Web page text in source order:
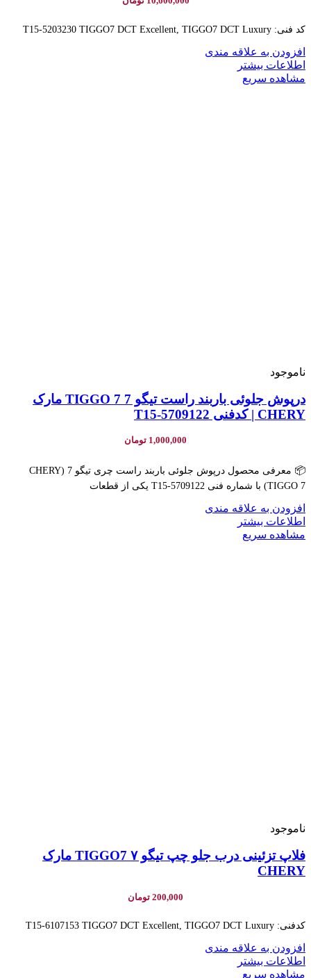
کد فنی: T15-5203230 TIGGO7 DCT Excellent, TIGGO7 DCT Luxury
افزودن به علاقه مندی
اطلاعات بیشتر
مشاهده سریع
ناموجود
درپوش جلوئی باربند راست تیگو 7 TIGGO 7 مارک
CHERY | کدفنی T15-5709122
1,000,000 تومان
📦 معرفی محصول درپوش جلوئی باربند راست چری تیگو 7 (CHERY
TIGGO 7) با شماره فنی T15-5709122 یکی از قطعات
افزودن به علاقه مندی
اطلاعات بیشتر
مشاهده سریع
ناموجود
فلاپ تزئینی درب جلو چپ تیگو ۷ TIGGO7 مارک
CHERY
200,000 تومان
کدفنی: T15-6107153 TIGGO7 DCT Excellent, TIGGO7 DCT Luxury
افزودن به علاقه مندی
اطلاعات بیشتر
مشاهده سریع